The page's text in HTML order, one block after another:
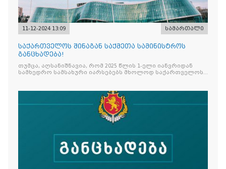
11-12-2024 13:09 სამართალი
საქართველოს შინაგან საქმეთა სამინისტროს
განცხადება!
თუმცა, აღსანიშნავია, რომ 2025 წლის 1-ელი იანვრიდან
სამხედრო სამსახური იარსებებს მხოლოდ საქართველოს